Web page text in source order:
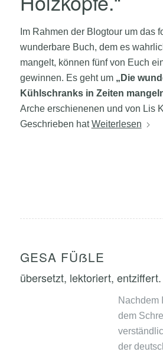
Im Rahmen der Blogtour um das
wunderbare Buch, dem es
mangelt, können fünf von Euch
gewinnen. Es geht um „Die
Kühlschranks in Zeiten
Arche erschienenen und von Lis
Geschrieben hatWeiterlesen
GESA FÜẞLE
übersetzt, lektoriert, entziffert.
Nachdem
dem
der